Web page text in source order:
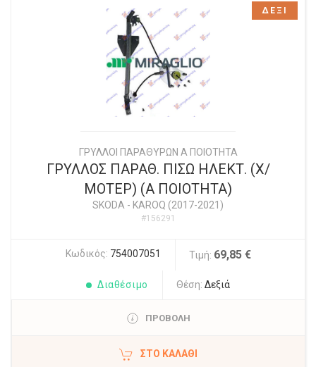
ΓΡΥΛΛΟΙ ΠΑΡΑΘΥΡΩΝ Α ΠΟΙΟΤΗΤΑ
ΓΡΥΛΛΟΣ ΠΑΡΑΘ. ΠΙΣΩ ΗΛΕΚΤ. (Χ/
ΜΟΤΕΡ) (Α ΠΟΙΟΤΗΤΑ)
SKODA - KAROQ (2017-2021)
#156291
Κωδικός: 754007051 Τιμή: 69,85 €
Διαθέσιμο Θέση: Δεξιά
ΠΡΟΒΟΛΗ
ΣΤΟ ΚΑΛΆΘΙ
ΔΕΞΙ